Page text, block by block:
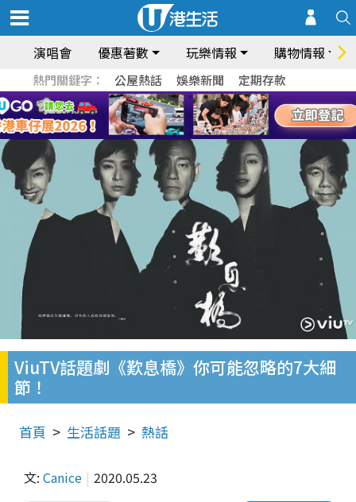
演唱會 優惠著數 玩樂情報 購物情報
熱門關鍵字： 公屋熱話 娛樂新聞 定期存款
ViuTV話題劇《歎息橋》你可能忽略的7大細
節！
首頁 生活話題 熱話
文: Canice 2020.05.23